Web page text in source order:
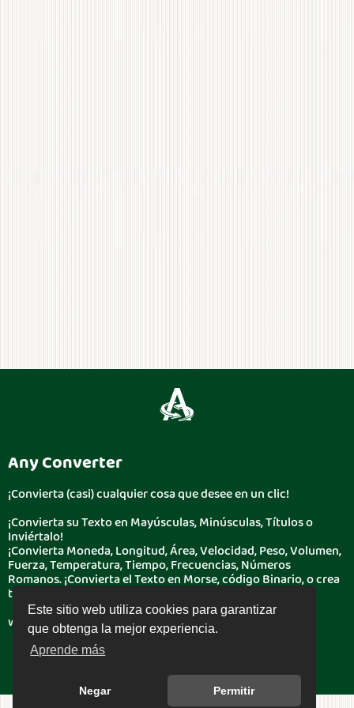
Este sitio web utiliza cookies para garantizar
que obtenga la mejor experiencia.
Aprende más
Negar Permitir
Any Converter
¡Convierta (casi) cualquier cosa que desee en un clic!
¡Convierta su Texto en Mayúsculas, Minúsculas, Títulos o
Inviértalo!
¡Convierta Moneda, Longitud, Área, Velocidad, Peso, Volumen,
Fuerza, Temperatura, Tiempo, Frecuencias, Números
Romanos. ¡Convierta el Texto en Morse, código Binario, o crea
tu código QR!
www.boonote.com/anyconverter © BooNote 2026